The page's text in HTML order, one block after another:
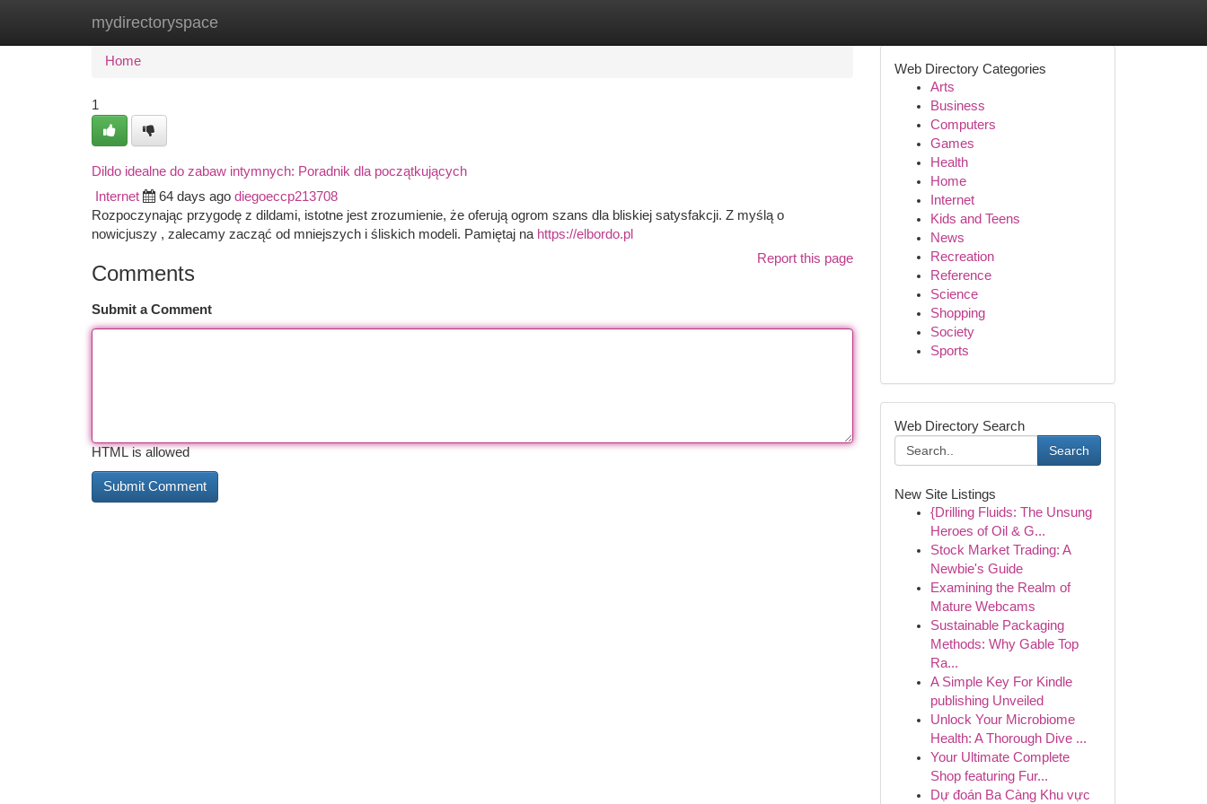
mydirectoryspace
Home New Site Listings
Home
1
Dildo idealne do zabaw intymnych: Poradnik dla początkujących
Internet 64 days ago diegoeccp213708
Rozpoczynając przygodę z dildami, istotne jest zrozumienie, że oferują ogrom szans dla bliskiej satysfakcji. Z myślą o
nowicjuszy , zalecamy zacząć od mniejszych i śliskich modeli. Pamiętaj na https://elbordo.pl
Report this page
Comments
Submit a Comment
HTML is allowed
Web Directory Categories
Arts
Business
Computers
Games
Health
Home
Internet
Kids and Teens
News
Recreation
Reference
Science
Shopping
Society
Sports
Web Directory Search
Search
New Site Listings
{Drilling Fluids: The Unsung
Heroes of Oil & G...
Stock Market Trading: A
Newbie's Guide
Examining the Realm of
Mature Webcams
Sustainable Packaging
Methods: Why Gable Top
Ra...
A Simple Key For Kindle
publishing Unveiled
Unlock Your Microbiome
Health: A Thorough Dive ...
Your Ultimate Complete
Shop featuring Fur...
Dự đoán Ba Càng Khu vực